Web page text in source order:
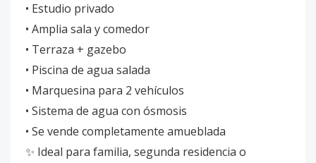
• Estudio privado
• Amplia sala y comedor
• Terraza + gazebo
• Piscina de agua salada
• Marquesina para 2 vehículos
• Sistema de agua con ósmosis
• Se vende completamente amueblada
✨ Ideal para familia, segunda residencia o